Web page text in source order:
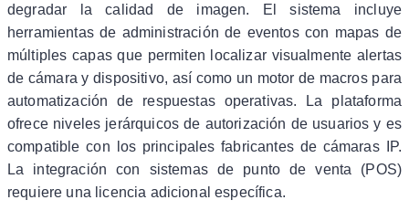
degradar la calidad de imagen. El sistema incluye
herramientas de administración de eventos con mapas de
múltiples capas que permiten localizar visualmente alertas
de cámara y dispositivo, así como un motor de macros para
automatización de respuestas operativas. La plataforma
ofrece niveles jerárquicos de autorización de usuarios y es
compatible con los principales fabricantes de cámaras IP.
La integración con sistemas de punto de venta (POS)
requiere una licencia adicional específica.